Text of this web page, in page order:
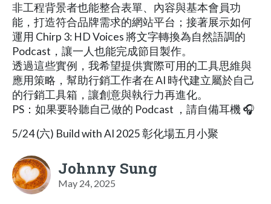
非工程背景者也能整合表單、內容與基本會員功
能，打造符合品牌需求的網站平台；接著展示如何
運用 Chirp 3: HD Voices 將文字轉換為自然語調的
Podcast，讓一人也能完成節目製作。
透過這些實例，我希望提供實際可用的工具思維與
應用策略，幫助行銷工作者在 AI 時代建立屬於自己
的行銷工具箱，讓創意與執行力再進化。
PS：如果要聆聽自己做的 Podcast ，請自備耳機 🎧
5/24 (六) Build with AI 2025 彰化場五月小聚
Johnny Sung
May 24, 2025